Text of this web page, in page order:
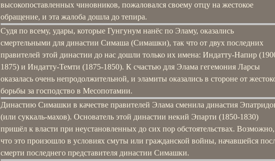
высокопоставленных чиновников, пожаловался своему отцу на жестокое
обращение, и эта жалоба дошла до тепира.
Судя по всему, удары, которые Гунгунум нанёс по Эламу, оказались
смертельными для династии Симаша (Симашки), так что от двух последних
правителей этой династии до нас дошли только их имена: Индатту-Напир
1875) и Индатту-Темти (1875-1850). К счастью для Элама гегемония Ларсы
оказалась очень непродолжительной, и эламиты оказались в стороне от
борьбы за господство в Месопотамии.
Династию Симашки в качестве правителей Элама сменила династия
(или суккаль-махов). Основатель этой династии некий Эпарти (1850-1830)
пришёл к власти при неустановленных до сих пор обстоятельствах. Возможно,
что это произошло в условиях смуты или гражданской войны, начавшейся
смерти последнего представителя династии Симашки.